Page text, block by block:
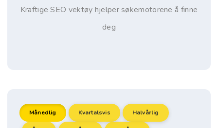
Kraftige SEO vektøy hjelper søkemotorene å finne
deg
Månedlig Kvartalsvis Halvårlig